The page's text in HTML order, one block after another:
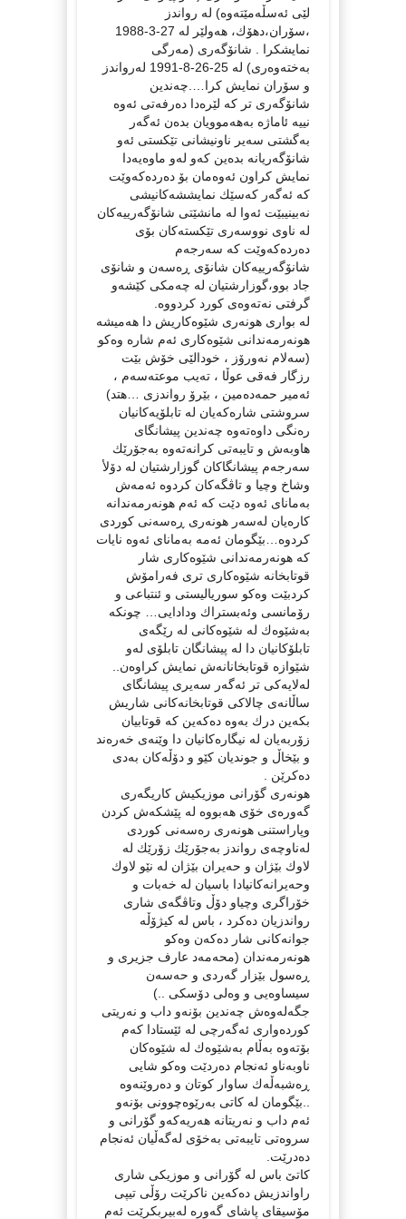
لێی ئەسڵەمێتەوە) لە رواندز
،سۆران،دهۆك، هەولێر لە 27-3-1988
نمایشكرا . شانۆگەری (مەرگی
بەختەوەری) لە 25-26-8-1991 لەرواندز
و سۆران نمایش كرا….چەندین
شانۆگەری تر كە لێرەدا دەرفەتی ئەوە
نییە ئاماژە بەهەموویان بدەن ئەگەر
بەگشتی سەیر ناونیشانی تێكستی ئەو
شانۆگەریانە بدەین كەو لەو ماوەیەدا
نمایش كراون ئەوەمان بۆ دەردەكەوێت
كە ئەگەر كەسێك نمایششەكانیشی
نەبینیبێت ئەوا لە مانشێتی شانۆگەرییەكان
لە ناوی نووسەری تێكستەكان بۆی
دەردەكەوێت كە سەرجەم
شانۆگەرییەكان شانۆی ڕەسەن و شانۆی
جاد بوو،گوزارشتیان لە چەمكی كێشەو
گرفتی نەتەوەی كورد كردووە.
لە بواری هونەری شێوەكاریش دا هەمیشە
هونەرمەندانی شێوەكاری ئەم شارە وەكو
(سەلام نەورۆز ، خودالێی خۆش بێت
رزگار فەقی عوڵا ، تەیب موعتەسەم ،
ئەمیر حمەدەمین ، بێرۆ رواندزی …هتد)
سروشتی شارەكەیان لە تابلۆیەكانیان
رەنگی داوەتەوە چەندین پیشانگای
هاوبەش و تایبەتی كرانەتەوە بەجۆرێك
سەرجەم پیشانگاكان گوزارشتیان لە دۆلأ
وشاخ وچیا و تاڤگەكان كردوە ئەمەش
بەمانای ئەوە دێت كە ئەم هونەرمەندانە
كارەیان لەسەر هونەری ڕەسەنی كوردی
كردوە…بێگومان ئەمە بەمانای ئەوە نایات
كە هونەرمەندانی شێوەكاری شار
قوتابخانە شێوەكاری تری فەرامۆش
كردبێت وەكو سوریالیستی و ئنتباعی و
رۆمانسی وئەبستراك ودادایی… چونكە
بەشێوەك لە شێوەكانی لە رێگەی
تابلۆكانیان دا لە پیشانگان تابلۆی لەو
شێوازە قوتابخانانەش نمایش كراوەن..
لەلایەكی تر ئەگەر سەیری پیشانگای
ساڵانەی چالاكی قوتابخانەكانی شاریش
بكەین درك بەوە دەكەین كە قوتابیان
زۆربەیان لە نیگارەكانیان دا وێنەی خەرەند
و بێخاڵ و جوندیان كێو و دۆڵەكان بەدی
دەكرێن .
هونەری گۆرانی موزیكیش كاریگەری
گەورەی خۆی هەبووە لە پێشكەش كردن
وپاراستنی هونەری رەسەنی كوردی
لەناوچەی رواندز بەجۆرێك زۆرێك لە
لاوك بێژان و حەیران بێژان لە نێو لاوك
وحەیرانەكانیادا باسیان لە خەبات و
خۆراگری وچیاو دۆڵ وتاڤگەی شاری
رواندزیان دەكرد ، باس لە كیژۆڵە
جوانەكانی شار دەكەن وەكو
هونەرمەندان (محەمەد عارف جزیری و
ڕەسول بێزار گەردی و حەسەن
سیساوەیی و وەلی دۆسكی ..)
جگەلەوەش چەندین بۆنەو داب و نەریتی
كوردەواری ئەگەرچی لە ئێستادا كەم
بۆتەوە بەڵام بەشێوەك لە شێوەكان
ناوبەناو ئەنجام دەردێت وەكو شایی
ڕەشبەڵەك ساوار كوتان و دەروێنەوە
..بێگومان لە كاتی بەرێوەچوونی بۆنەو
ئەم داب و نەریتانە هەریەكەو گۆرانی و
سروەتی تایبەتی بەخۆی لەگەڵیان ئەنجام
دەدرێت.
كاتێ باس لە گۆرانی و موزیكی شاری
راواندزیش دەكەین ناكرێت رۆڵی تیپی
مۆسیقای پاشای گەورە لەبیربكرێت ئەم